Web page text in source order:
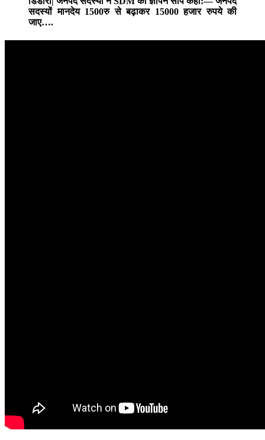
सदस्यों मानदेय 1500रु से बढ़ाकर 15000 हजार रुपये की
जाए….